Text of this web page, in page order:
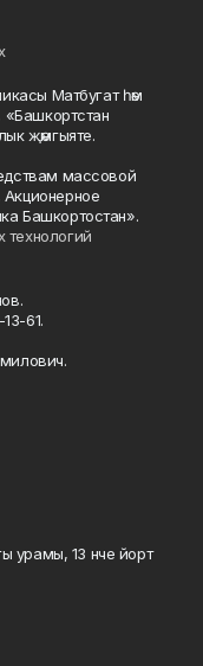
Матбугат һәм
«Башкортстан
җәмгыяте.
массовой
Башкортостан».
61.
урамы, 13 нче йорт